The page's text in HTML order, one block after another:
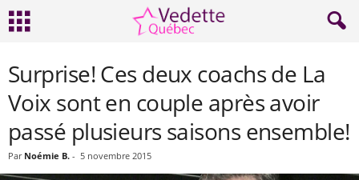
Surprise! Ces deux coachs de La
Voix sont en couple après avoir
passé plusieurs saisons ensemble!
Par Noémie B. - 5 novembre 2015